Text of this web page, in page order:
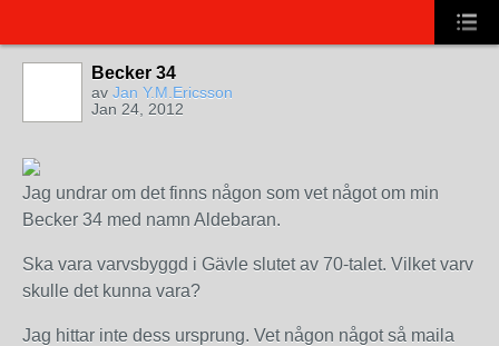
Becker 34
av Jan Y.M.Ericsson
Jan 24, 2012
Jag undrar om det finns någon som vet något om min
Becker 34 med namn Aldebaran.
Ska vara varvsbyggd i Gävle slutet av 70-talet. Vilket varv
skulle det kunna vara?
Jag hittar inte dess ursprung. Vet någon något så maila